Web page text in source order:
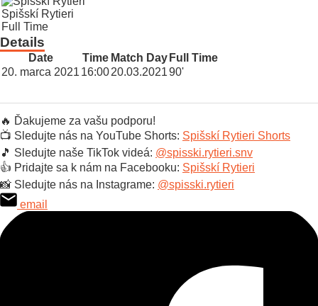
Spišskí Rytieri
Full Time
Details
Date Time Match Day Full Time
20. marca 2021 16:0020.03.202190'
🔥 Ďakujeme za vašu podporu!
📺 Sledujte nás na YouTube Shorts: Spišskí Rytieri Shorts
🎵 Sledujte naše TikTok videá: @spisski.rytieri.snv
👍 Pridajte sa k nám na Facebooku: Spišskí Rytieri
📸 Sledujte nás na Instagrame: @spisski.rytieri
email